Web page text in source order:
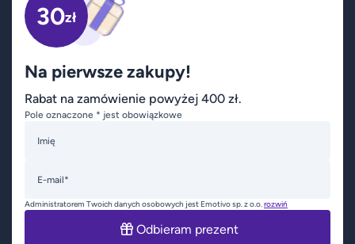
30zł
Na pierwsze zakupy!
Rabat na zamówienie powyżej 400 zł.
Pole oznaczone * jest obowiązkowe
Imię
E-mail*
Administratorem Twoich danych osobowych jest Emotivo sp. z o.o.rozwiń
Odbieram prezent